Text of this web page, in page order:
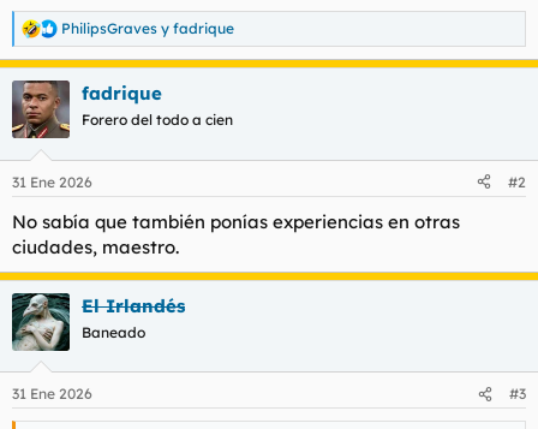
R
e
c
c
i
e
:
PhilipsGraves y fadrique
fadrique
Forero del todo a cien
31 Ene 2026 #2
No sabía que también ponías experiencias en otras
ciudades, maestro.
El Irlandés
Baneado
31 Ene 2026 #3